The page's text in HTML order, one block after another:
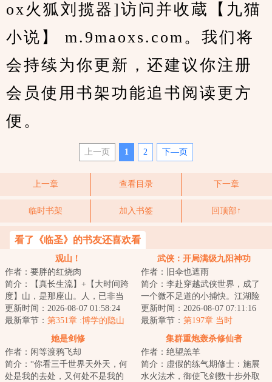
ox火狐刘揽器]访问并收蔵【九猫
小说】 m.9maoxs.com。我们将
会持续为你更新，还建议你注册
会员使用书架功能追书阅读更方
便。
上一页 1 2 下—页
上一章 查看目录 下一章
临时书架 加入书签 回顶部↑
看了《临圣》的书友还喜欢看
观山！
作者：要胖的红烧肉
简介：【真长生流】+【大时间跨
度】山，是那座山。人，已非当
年的人。许然获得【长生道
果】，自此踏上一...
更新时间：2026-08-07 01:58:24
最新章节： 第351章 :博学的隐山
老祖（5000字）
武侠：开局满级九阳神功
作者：旧伞也遮雨
简介：李赴穿越武侠世界，成了
一个微不足道的小捕快。江湖险
恶，风波难测，他这样的小人
物，或许明天就会...
更新时间：2026-08-07 07:11:16
最新章节： 第197章 当时
jia（5k2）
她是剑修
作者：闲等渡鸦飞却
简介：“你看三千世界天外天，何
处是我的去处，又何处不是我的
集群重炮轰杀修仙者
作者：绝望羔羊
简介：虚假的练气期修士：施展
水火法术，御使飞剑数十步外取